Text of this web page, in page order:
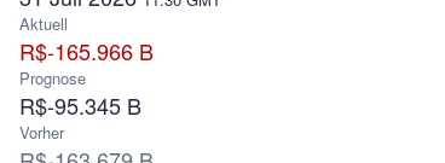
Aktuell
R$-165.966 B
Prognose
R$-95.345 B
Vorher